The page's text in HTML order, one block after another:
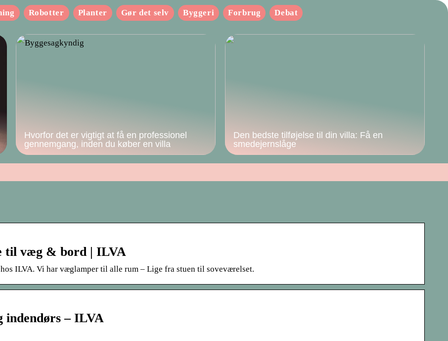
Robotter Planter Gør det selv Byggeri Forbrug Debat
Hvorfor det er vigtigt at få en professionel
gennemgang, inden du køber en villa
Den bedste tilføjelse til din villa: Få en
smedejernslåge
til væg & bord | ILVA
ILVA. Vi har væglamper til alle rum – Lige fra stuen til soveværelset.
– ILVA